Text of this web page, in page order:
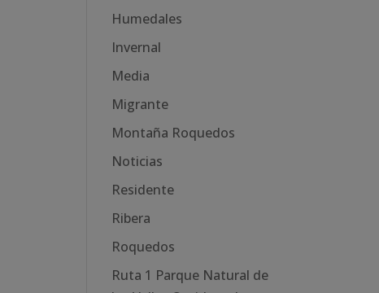
Humedales
Invernal
Media
Migrante
Montaña Roquedos
Noticias
Residente
Ribera
Roquedos
Ruta 1 Parque Natural de